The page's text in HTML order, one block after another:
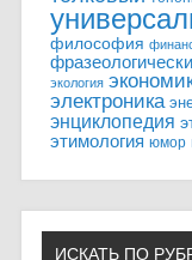
философия
экология
электроника
энциклопедия
этимология юмор
ИСКАТЬ ПО